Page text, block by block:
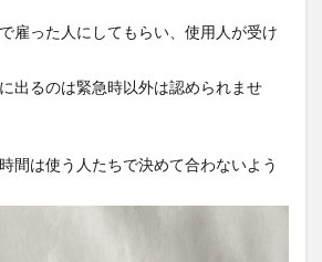
雇った人にしてもらい、使用人が受け
出るのは緊急時以外は認められませ
間は使う人たちで決めて合わないよう